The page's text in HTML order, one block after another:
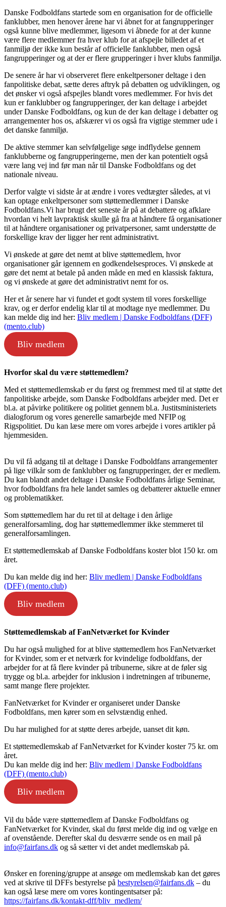
Danske Fodboldfans startede som en organisation for de officielle
fanklubber, men henover årene har vi åbnet for at fangrupperinger
også kunne blive medlemmer, ligesom vi åbnede for at der kunne
være flere medlemmer fra hver klub for at afspejle billedet af et
fanmiljø der ikke kun består af officielle fanklubber, men også
fangrupperinger og at der er flere grupperinger i hver klubs fanmiljø.
De senere år har vi observeret flere enkeltpersoner deltage i den
fanpolitiske debat, sætte deres aftryk på debatten og udviklingen, og
det ønsker vi også afspejles blandt vores medlemmer. For hvis det
kun er fanklubber og fangrupperinger, der kan deltage i arbejdet
under Danske Fodboldfans, og kun de der kan deltage i debatter og
arrangementer hos os, afskærer vi os også fra vigtige stemmer ude i
det danske fanmiljø.
De aktive stemmer kan selvfølgelige søge indflydelse gennem
fanklubberne og fangrupperingerne, men der kan potentielt også
være lang vej ind før man når til Danske Fodboldfans og det
nationale niveau.
Derfor valgte vi sidste år at ændre i vores vedtægter således, at vi
kan optage enkeltpersoner som støttemedlemmer i Danske
Fodboldfans.Vi har brugt det seneste år på at debattere og afklare
hvordan vi helt lavpraktisk skulle gå fra at håndtere få organisationer
til at håndtere organisationer og privatpersoner, samt understøtte de
forskellige krav der ligger her rent administrativt.
Vi ønskede at gøre det nemt at blive støttemedlem, hvor
organisationer går igennem en godkendelsesproces. Vi ønskede at
gøre det nemt at betale på anden måde en med en klassisk faktura,
og vi ønskede at gøre det administrativt nemt for os.
Her et år senere har vi fundet et godt system til vores forskellige
krav, og er derfor endelig klar til at modtage nye medlemmer. Du
kan melde dig ind her: Bliv medlem | Danske Fodboldfans (DFF)
(mento.club)
Bliv medlem
Hvorfor skal du være støttemedlem?
Med et støttemedlemskab er du først og fremmest med til at støtte det
fanpolitiske arbejde, som Danske Fodboldfans arbejder med. Det er
bl.a. at påvirke politikere og politiet gennem bl.a. Justitsministeriets
dialogforum og vores generelle samarbejde med NFIP og
Rigspolitiet. Du kan læse mere om vores arbejde i vores artikler på
hjemmesiden.
Du vil få adgang til at deltage i Danske Fodboldfans arrangementer
på lige vilkår som de fanklubber og fangrupperinger, der er medlem.
Du kan blandt andet deltage i Danske Fodboldfans årlige Seminar,
hvor fodboldfans fra hele landet samles og debatterer aktuelle emner
og problematikker.
Som støttemedlem har du ret til at deltage i den årlige
generalforsamling, dog har støttemedlemmer ikke stemmeret til
generalforsamlingen.
Et støttemedlemskab af Danske Fodboldfans koster blot 150 kr. om
året.
Du kan melde dig ind her: Bliv medlem | Danske Fodboldfans
(DFF) (mento.club)
Bliv medlem
Støttemedlemskab af FanNetværket for Kvinder
Du har også mulighed for at blive støttemedlem hos FanNetværket
for Kvinder, som er et netværk for kvindelige fodboldfans, der
arbejder for at få flere kvinder på tribunerne, sikre at de føler sig
trygge og bl.a. arbejder for inklusion i indretningen af tribunerne,
samt mange flere projekter.
FanNetværket for Kvinder er organiseret under Danske
Fodboldfans, men kører som en selvstændig enhed.
Du har mulighed for at støtte deres arbejde, uanset dit køn.
Et støttemedlemskab af FanNetværket for Kvinder koster 75 kr. om
året.
Du kan melde dig ind her: Bliv medlem | Danske Fodboldfans
(DFF) (mento.club)
Bliv medlem
Vil du både være støttemedlem af Danske Fodboldfans og
FanNetværket for Kvinder, skal du først melde dig ind og vælge en
af ovenstående. Derefter skal du desværre sende os en mail på
info@fairfans.dk og så sætter vi det andet medlemskab på.
Ønsker en forening/gruppe at ansøge om medlemskab kan det gøres
ved at skrive til DFFs bestyrelse på bestyrelsen@fairfans.dk – du
kan også læse mere om vores kontingentsatser på:
https://fairfans.dk/kontakt-dff/bliv_medlem/